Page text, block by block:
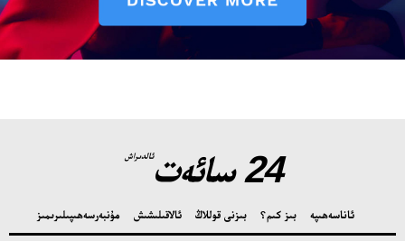
24 سائەت ئالدىراش
ئاناسەھىپە بىز كىم؟ بىزنى قوللاڭ ئالاقىلىشىش مۇنبەرسەھىپىلىرىمىز